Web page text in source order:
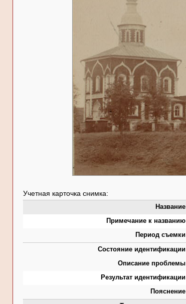
Учетная карточка снимка:
Название
Примечание к названию
Период съемки
Состояние идентификации
Описание проблемы
Результат идентификации
Пояснение